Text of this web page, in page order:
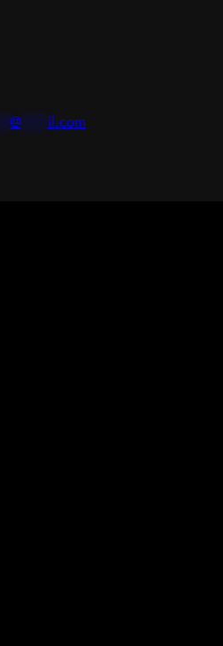
@ il.com